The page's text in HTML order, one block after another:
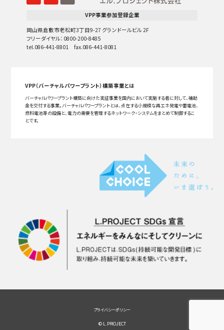
VPP事業参加登録企業
岡山県倉敷市老松町3丁目9-27 グランドールビル 2F
フリーダイヤル：0800-200-8485
tel.086-441-8801 fax.086-441-8081
VPP（バーチャルパワープラント）構築事業とは
バーチャルパワープラント構築に向けた実証事業を国内において実施する者に対して、補助
金を交付する事業。バーチャルパワープラントとは、点在する小規模な再エネ発電や蓄電池、
燃料電池等の設備と、電力の需要を管理するネットワーク・システムをまとめて制御するこ
とです。
プライバシーポリシー
© L.PROJECT